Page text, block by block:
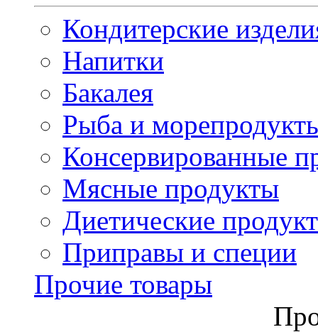
Кондитерские
Напитки
Бакалея
Рыба и
Консервированные
Мясные продукты
Диетические
Приправы и специи
Прочие товары